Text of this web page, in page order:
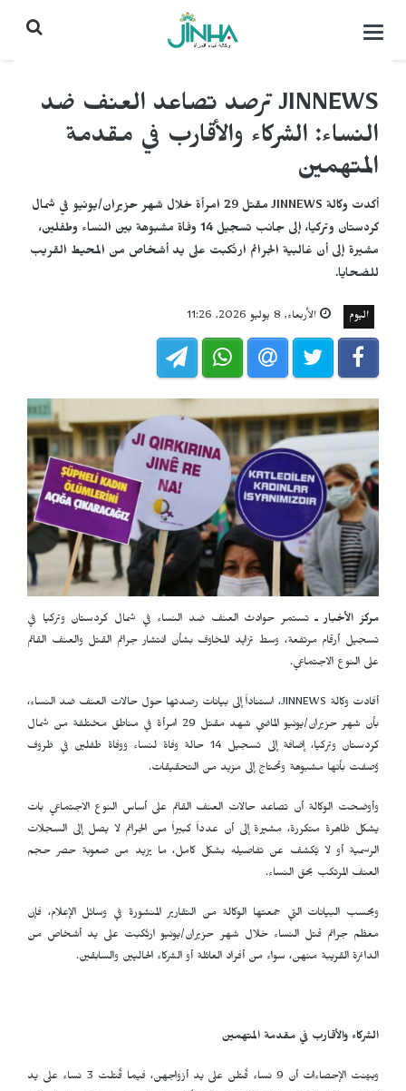
التحكم
JINNEWS ترصد تصاعد العنف ضد
النساء: الشركاء والأقارب في مقدمة
المتهمين
أكدت وكالة JINNEWS مقتل 29 امرأة خلال شهر حزيران/يونيو في شمال
كردستان وتركيا، إلى جانب تسجيل 14 وفاة مشبوهة بين النساء وطفلين،
مشيرة إلى أن غالبية الجرائم ارتُكبت على يد أشخاص من المحيط القريب
للضحايا.
اليوم الأربعاء, 8 يوليو 2026, 11:26
مركز الأخبار ـتستمر حوادث العنف ضد النساء في شمال كردستان وتركيا في
تسجيل أرقام مرتفعة، وسط تزايد المخاوف بشأن انتشار جرائم القتل والعنف القائم
على النوع الاجتماعي.
أفادت وكالة JINNEWS، استناداً إلى بيانات رصدتها حول حالات العنف ضد النساء،
بأن شهر حزيران/يونيو الماضي شهد مقتل 29 امرأة في مناطق مختلفة من شمال
كردستان وتركيا، إضافة إلى تسجيل 14 حالة وفاة لنساء ووفاة طفلين في ظروف
وُصفت بأنها مشبوهة وتحتاج إلى مزيد من التحقيقات.
وأوضحت الوكالة أن تصاعد حالات العنف القائم على أساس النوع الاجتماعي بات
يشكل ظاهرة متكررة، مشيرة إلى أن عدداً كبيراً من الجرائم لا يصل إلى السجلات
الرسمية أو لا يُكشف عن تفاصيله بشكل كامل، ما يزيد من صعوبة حصر حجم
العنف المرتكب بحق النساء.
وبحسب البيانات التي جمعتها الوكالة من التقارير المنشورة في وسائل الإعلام، فإن
معظم جرائم قتل النساء خلال شهر حزيران/يونيو ارتُكبت على يد أشخاص من
الدائرة القريبة منهن، سواء من أفراد العائلة أو الشركاء الحاليين والسابقين.
الشركاء والأقارب في مقدمة المتهمين
وبيّنت الإحصاءات أن 9 نساء قُتلن على يد أزواجهن، فيما قُتلت 3 نساء على يد